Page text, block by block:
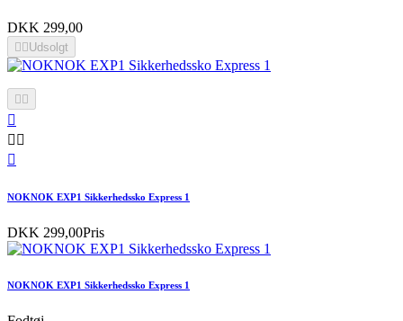
DKK 299,00
  Udsolgt
 

 

NOKNOK EXP1 Sikkerhedssko Express 1
DKK 299,00Pris
NOKNOK EXP1 Sikkerhedssko Express 1